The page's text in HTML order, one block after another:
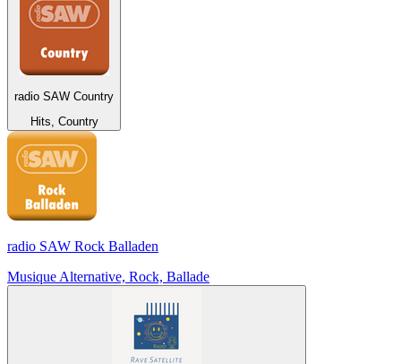
radio SAW Country
Hits, Country
radio SAW Rock Balladen
Musique Alternative, Rock, Ballade